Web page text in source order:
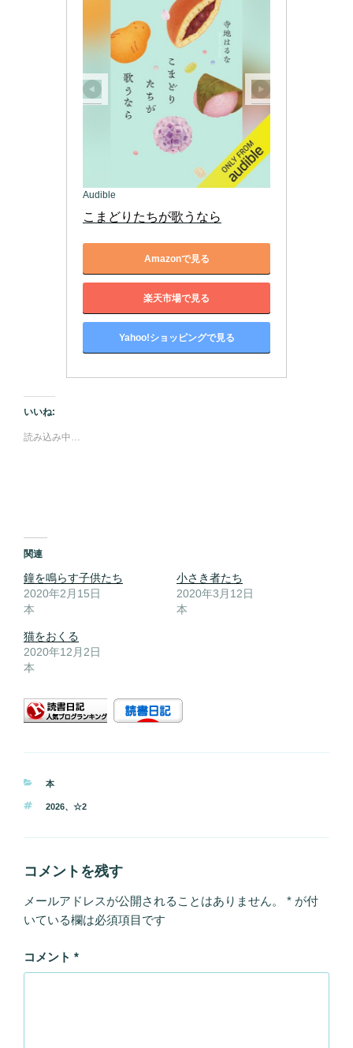
Audible
こまどりたちが歌うなら
Amazonで見る
楽天市場で見る
Yahoo!ショッピングで見る
いいね:
読み込み中…
関連
鐘を鳴らす子供たち
2020年2月15日
本
小さき者たち
2020年3月12日
本
猫をおくる
2020年12月2日
本
カ
ゴ
ー
本
タ
2026、 ☆2
コメントを残す
メールアドレスが公開されることはありません。 * が付
いている欄は必須項目です
コメント *